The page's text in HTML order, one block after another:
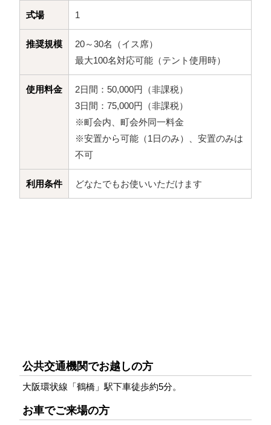
式場 1
推奨規模
20～30名（イス席）
最大100名対応可能（テント使用時）
使用料金
2日間：50,000円（非課税）
3日間：75,000円（非課税）
※町会内、町会外同一料金
※安置から可能（1日のみ）、安置のみは
不可
利用条件 どなたでもお使いいただけます
公共交通機関でお越しの方
大阪環状線「鶴橋」駅下車徒歩約5分。
お車でご来場の方